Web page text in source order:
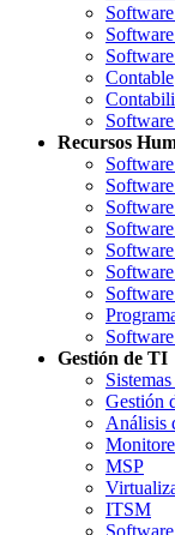
Contable
Recursos
Gestión de TI
Gestión
Análisis
MSP
ITSM